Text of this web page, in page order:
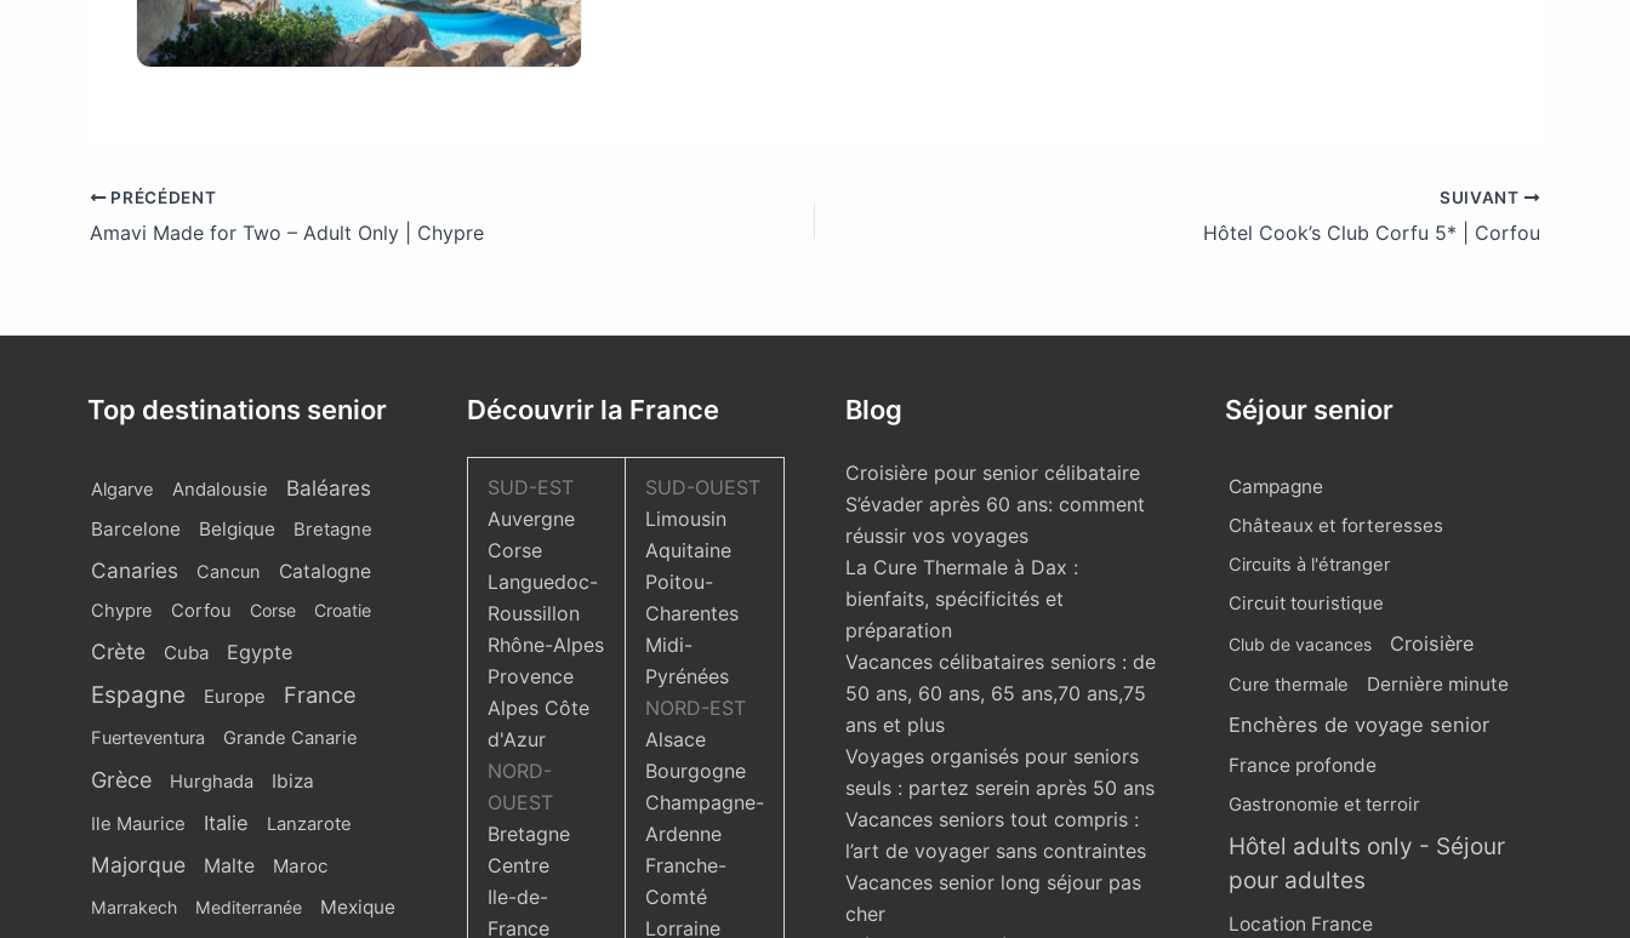
PRÉCÉDENT
Amavi Made for Two – Adult Only | Chypre
SUIVANT
Hôtel Cook’s Club Corfu 5* | Corfou
Top destinations senior
Algarve Andalousie Baléares
Barcelone Belgique Bretagne
Canaries Cancun Catalogne
Chypre Corfou Corse Croatie
Crète Cuba Egypte
Espagne Europe France
Fuerteventura Grande Canarie
Grèce Hurghada Ibiza
Ile Maurice Italie Lanzarote
Majorque Malte Maroc
Marrakech Mediterranée Mexique
Découvrir la France
SUD-EST
Auvergne
Corse
Languedoc-
Roussillon
Rhône-Alpes
Provence
Alpes Côte
d'Azur
NORD-
OUEST
Bretagne
Centre
Ile-de-
France
SUD-OUEST
Limousin
Aquitaine
Poitou-
Charentes
Midi-
Pyrénées
NORD-EST
Alsace
Bourgogne
Champagne-
Ardenne
Franche-
Comté
Lorraine
Blog
Croisière pour senior célibataire
S’évader après 60 ans: comment
réussir vos voyages
La Cure Thermale à Dax :
bienfaits, spécificités et
préparation
Vacances célibataires seniors : de
50 ans, 60 ans, 65 ans,70 ans,75
ans et plus
Voyages organisés pour seniors
seuls : partez serein après 50 ans
Vacances seniors tout compris :
l’art de voyager sans contraintes
Vacances senior long séjour pas
cher
Séjour senior
Campagne
Châteaux et forteresses
Circuits à l'étranger
Circuit touristique
Club de vacances Croisière
Cure thermale Dernière minute
Enchères de voyage senior
France profonde
Gastronomie et terroir
Hôtel adults only - Séjour
pour adultes
Location France